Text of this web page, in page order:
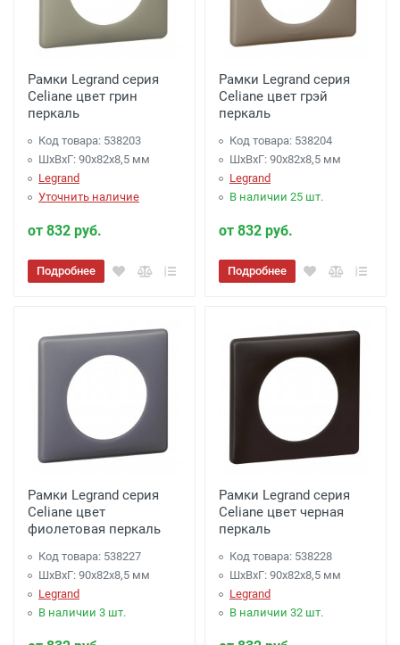
Рамки Legrand серия
Celiane цвет грин
перкаль
Код товара: 538203
ШхВхГ: 90x82x8,5 мм
Legrand
Уточнить наличие
от 832 руб.
Подробнее
Рамки Legrand серия
Celiane цвет грэй
перкаль
Код товара: 538204
ШхВхГ: 90x82x8,5 мм
Legrand
В наличии 25 шт.
от 832 руб.
Подробнее
Рамки Legrand серия
Celiane цвет
фиолетовая перкаль
Код товара: 538227
ШхВхГ: 90x82x8,5 мм
Legrand
В наличии 3 шт.
Рамки Legrand серия
Celiane цвет черная
перкаль
Код товара: 538228
ШхВхГ: 90x82x8,5 мм
Legrand
В наличии 32 шт.